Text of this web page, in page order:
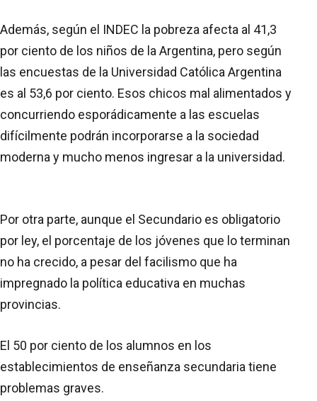
Además, según el INDEC la pobreza afecta al 41,3
por ciento de los niños de la Argentina, pero según
las encuestas de la Universidad Católica Argentina
es al 53,6 por ciento. Esos chicos mal alimentados y
concurriendo esporádicamente a las escuelas
difícilmente podrán incorporarse a la sociedad
moderna y mucho menos ingresar a la universidad.
Por otra parte, aunque el Secundario es obligatorio
por ley, el porcentaje de los jóvenes que lo terminan
no ha crecido, a pesar del facilismo que ha
impregnado la política educativa en muchas
provincias.
El 50 por ciento de los alumnos en los
establecimientos de enseñanza secundaria tiene
problemas graves.